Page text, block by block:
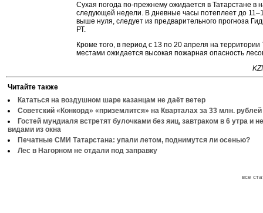
Сухая погода по-прежнему ожидается в Татарстане в
следующей недели. В дневные часы потеплеет до
выше нуля, следует из предварительного прогноза
РТ.
Кроме того, в период с 13 по 20 апреля на территории
местами ожидается высокая пожарная опасность
Читайте также
Кататься на воздушном шаре казанцам не даёт ветер
Советский «Конкорд» «приземлится» на Кварталах за 33 млн. рублей
Гостей мундиаля встретят булочками без яиц, завтраком в 6 утра и
видами из окна
Печатные СМИ Татарстана: упали летом, поднимутся ли осенью?
Лес в Нагорном не отдали под заправку
все